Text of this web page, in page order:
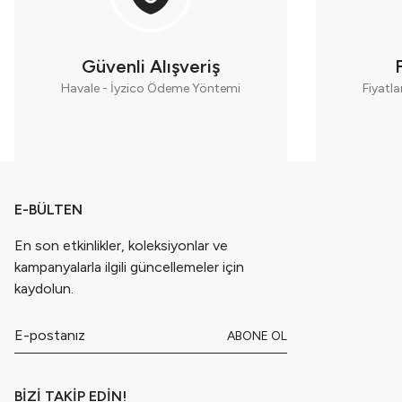
Kız Çocuk Kırmızı Ekose Elbise Çorap Hediyeli - Kokina
Kız Çocuk Kırmızı Ekose Tüllü Fırfırlı Yılbaşı ve Parti Elbisesi -
Güvenli Alışveriş
Havale - İyzico Ödeme Yöntemi
E-BÜLTEN
En son etkinlikler, koleksiyonlar ve
kampanyalarla ilgili güncellemeler için
kaydolun.
ABONE OL
BİZİ TAKİP EDİN!